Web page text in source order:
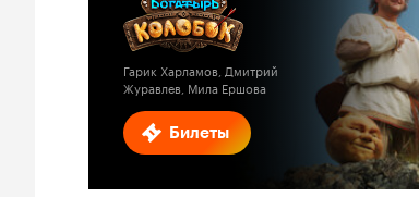
Билеты
Гарик Харламов, Дмитрий
Журавлев, Мила Ершова